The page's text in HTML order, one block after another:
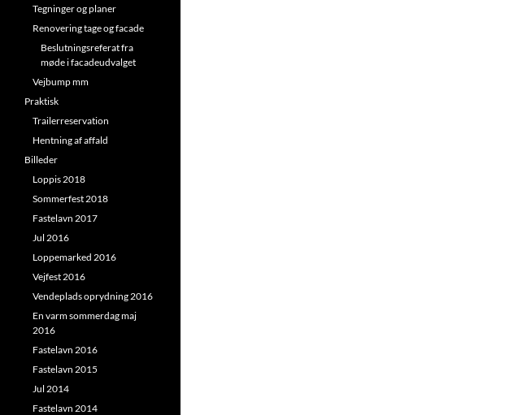
Tegninger og planer
Renovering tage og facade
Beslutningsreferat fra
møde i facadeudvalget
Vejbump mm
Praktisk
Trailerreservation
Hentning af affald
Billeder
Loppis 2018
Sommerfest 2018
Fastelavn 2017
Jul 2016
Loppemarked 2016
Vejfest 2016
Vendeplads oprydning 2016
En varm sommerdag maj
2016
Fastelavn 2016
Fastelavn 2015
Jul 2014
Fastelavn 2014